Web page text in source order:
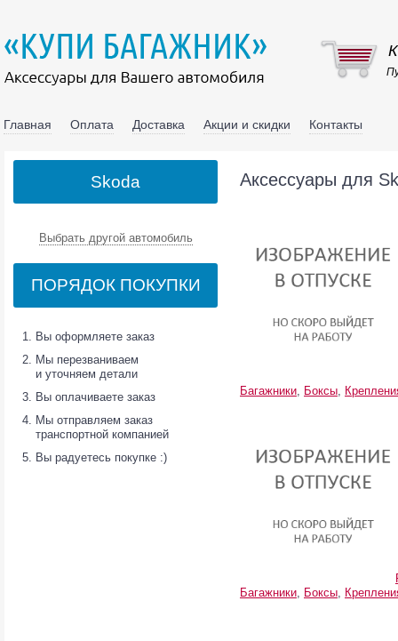
Главная Оплата Доставка Акции и скидки Контакты
Выбрать другой автомобиль
ПОРЯДОК ПОКУПКИ
Вы оформляете заказ
Мы перезваниваем
и уточняем детали
Вы оплачиваете заказ
Мы отправляем заказ
транспортной компанией
Вы радуетесь покупке :)
Аксессуары для
Багажники, Боксы,
Багажники, Боксы,
Skoda